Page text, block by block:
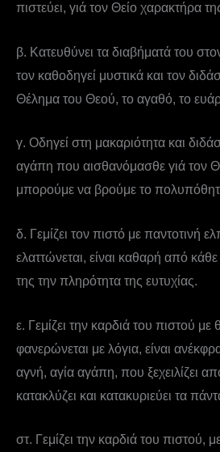
πιστεύει, γιά τον Θείο χαρακτήρα
β. Κατευθύνει τα διαβήματά του
τον καθοδηγεί μυστικά και τον
Θέλημα του Θεού, το αγαθό, το
γ. Οδηγεί στη μακαριότητα και
αγάπη που αισθανόμασθε γιά τον
μπορούμε να βρούμε το
δ. Γεμίζει τον πιστό με παντοτινή
ελαττώνεται, είναι καθαρή από
της την πληρότητα της ευτυχίας.
ε. Γεμίζει την καρδιά του πιστού
φανερώνεται με λόγια, είναι
αγνή, αγία αγάπη, που ξεχειλίζει
κατακλύζει και κατακυριεύει τα
στ. Γεμίζει την καρδιά του πιστού,